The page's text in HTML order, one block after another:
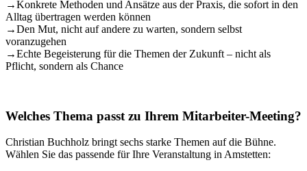
→Konkrete Methoden und Ansätze aus der Praxis, die sofort in den
Alltag übertragen werden können
→Den Mut, nicht auf andere zu warten, sondern selbst
voranzugehen
→Echte Begeisterung für die Themen der Zukunft – nicht als
Pflicht, sondern als Chance
Welches Thema passt zu Ihrem Mitarbeiter-Meeting?
Christian Buchholz bringt sechs starke Themen auf die Bühne.
Wählen Sie das passende für Ihre Veranstaltung in Amstetten: